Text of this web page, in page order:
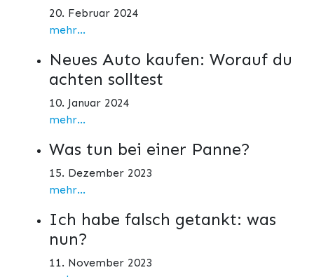
20. Februar 2024
mehr...
Neues Auto kaufen: Worauf du
achten solltest
10. Januar 2024
mehr...
Was tun bei einer Panne?
15. Dezember 2023
mehr...
Ich habe falsch getankt: was
nun?
11. November 2023